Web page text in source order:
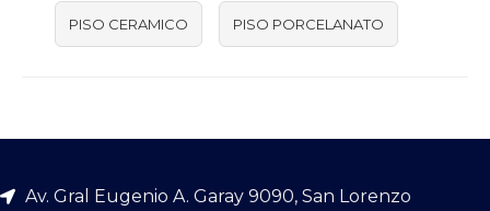
PISO CERAMICO PISO PORCELANATO
Av. Gral Eugenio A. Garay 9090, San Lorenzo